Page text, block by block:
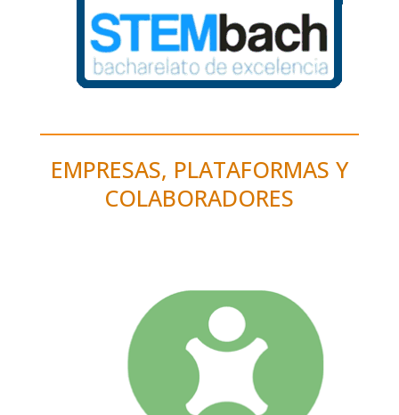
EMPRESAS, PLATAFORMAS Y
COLABORADORES